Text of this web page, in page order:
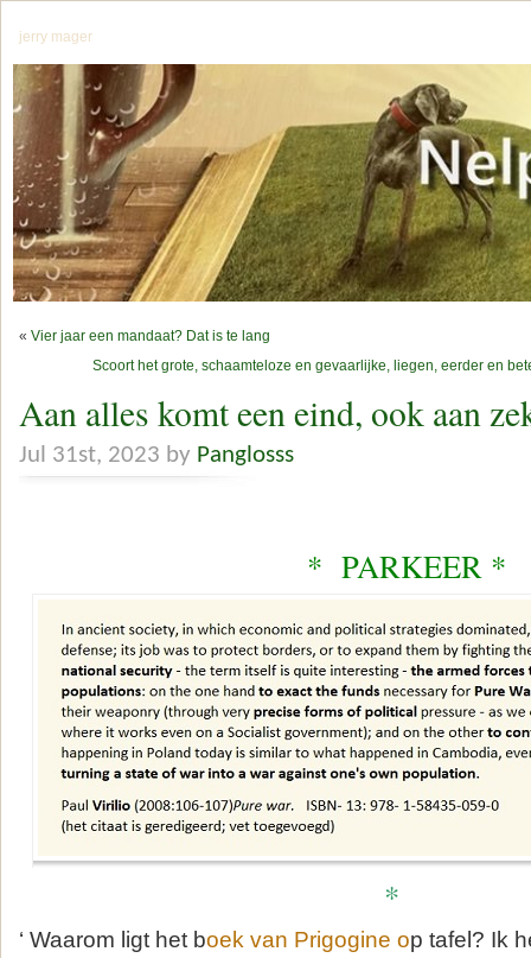
jerry mager
« Vier jaar een mandaat? Dat is te lang
Scoort het grote, schaamteloze en gevaarlijke, liegen, eerder en
Aan alles komt een eind, ook aan
Jul 31st, 2023 by Panglosss
* PARKEER *
*
‘ Waarom ligt het boek van Prigogine op tafel? Ik